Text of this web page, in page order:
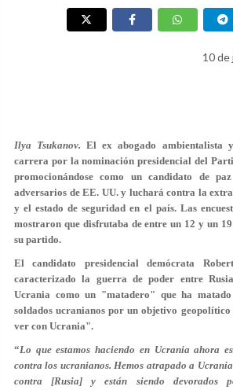
10 de
Ilya Tsukanov.El ex abogado ambientalista
carrera por la nominación presidencial del
promocionándose como un candidato de
adversarios de EE. UU. y luchará contra la
y el estado de seguridad en el país. Las
mostraron que disfrutaba de entre un 12 y un
su partido.
El candidato presidencial demócrata
caracterizado la guerra de poder entre
Ucrania como un "matadero" que ha
soldados ucranianos por un objetivo
ver con Ucrania".
“Lo que estamos haciendo en Ucrania ahora
contra los ucranianos. Hemos atrapado a
contra [Rusia] y están siendo devorados